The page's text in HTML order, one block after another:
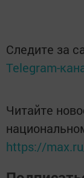
Следите за
Telegram-
Читайте
https://